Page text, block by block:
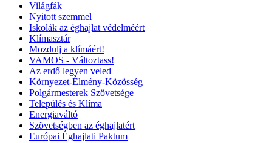
Világfák
Nyitott szemmel
Iskolák az éghajlat védelméért
Klímasztár
Mozdulj a klímáért!
VAMOS - Változtass!
Az erdő legyen veled
Környezet-Élmény-Közösség
Polgármesterek Szövetsége
Település és Klíma
Energiaváltó
Szövetségben az éghajlatért
Európai Éghajlati Paktum